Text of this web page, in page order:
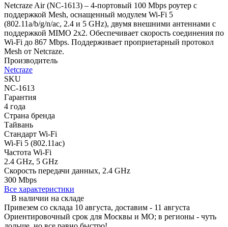
Netcraze Air (NC-1613) – 4-портовый 100 Mbps роутер с
поддержкой Mesh, оснащенный модулем Wi-Fi 5
(802.11a/b/g/n/ac, 2.4 и 5 GHz), двумя внешними антеннами с
поддержкой MIMO 2x2. Обеспечивает скорость соединения по
Wi-Fi до 867 Mbps. Поддерживает проприетарный протокол
Mesh от Netcraze.
Производитель
Netcraze
SKU
NC-1613
Гарантия
4 года
Страна бренда
Тайвань
Стандарт Wi-Fi
Wi-Fi 5 (802.11ac)
Частота Wi-Fi
2.4 GHz, 5 GHz
Скорость передачи данных, 2.4 GHz
300 Mbps
Все характеристики
В наличии на складе
Привезем со склада 10 августа, доставим - 11 августа
Ориентировочный срок для Москвы и МО; в регионы - чуть